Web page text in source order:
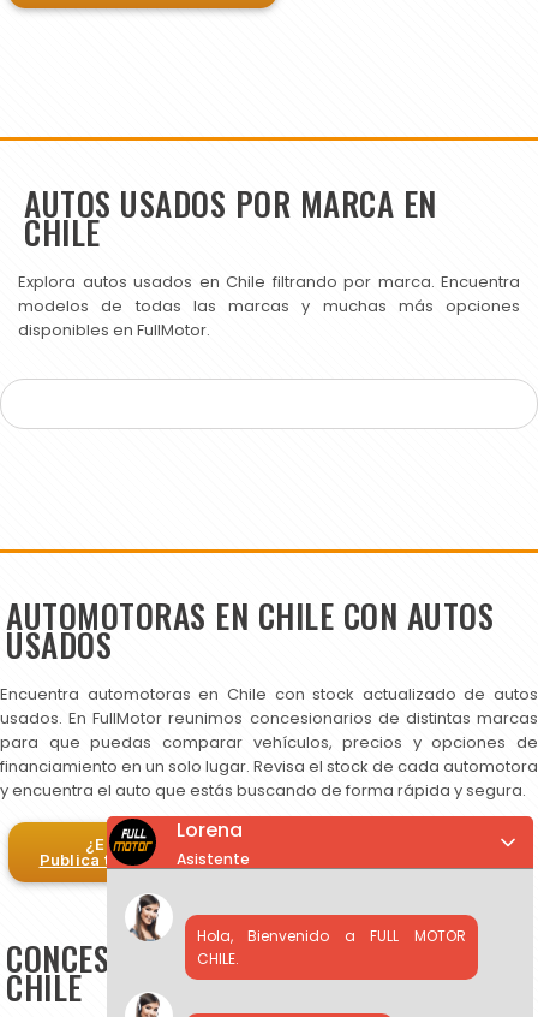
AUTOS USADOS POR MARCA EN
CHILE
Explora autos usados en Chile filtrando por marca. Encuentra
modelos de todas las marcas y muchas más opciones
disponibles en FullMotor.
AUTOMOTORAS EN CHILE CON AUTOS
USADOS
Encuentra automotoras en Chile con stock actualizado de autos
usados. En FullMotor reunimos concesionarios de distintas marcas
para que puedas comparar vehículos, precios y opciones de
financiamiento en un solo lugar. Revisa el stock de cada automotora
y encuentra el auto que estás buscando de forma rápida y segura.
¿Eres automotora?
Publica tus autos en FullMotor
CONCESIONARIOS DE AUTOS USADOS EN
CHILE
Lorena
Asistente
Hola, Bienvenido a FULL MOTOR
CHILE.